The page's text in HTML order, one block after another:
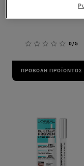
0/5
ΠΡΟΒΟΛΉ ΠΡΟΪΌΝΤΟΣ